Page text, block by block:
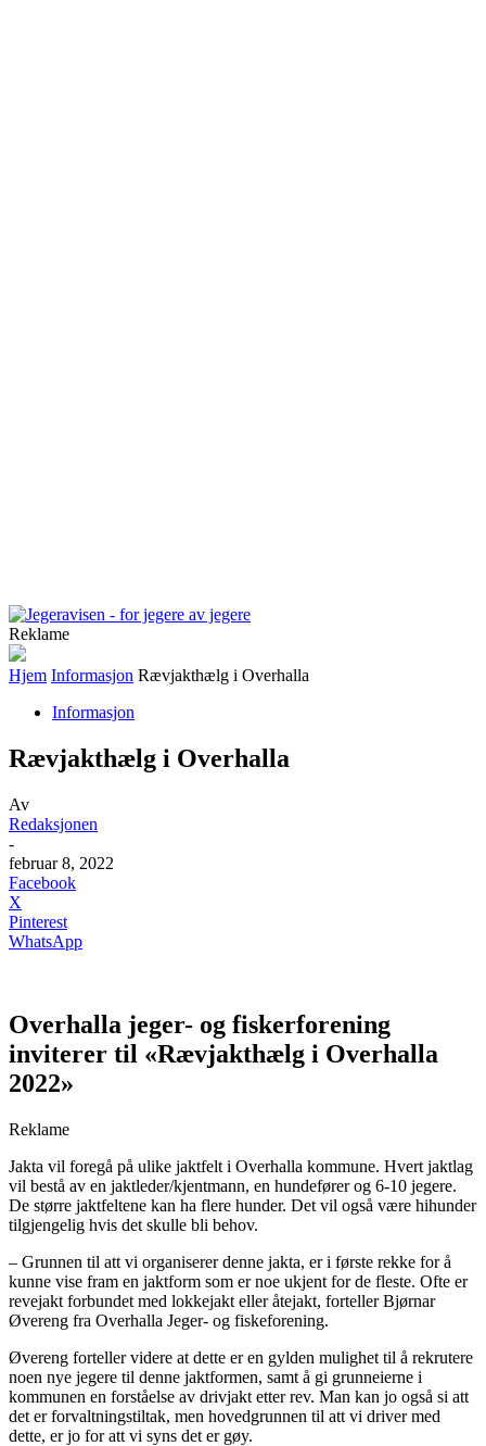
Reklame
Hjem Informasjon Rævjakthælg i Overhalla
Informasjon
Rævjakthælg i Overhalla
Av
Redaksjonen
-
februar 8, 2022
Facebook
X
Pinterest
WhatsApp
Overhalla jeger- og fiskerforening
inviterer til «Rævjakthælg i Overhalla
2022»
Reklame
Jakta vil foregå på ulike jaktfelt ​i Overhalla kommune. Hvert jaktlag
vil bestå av en jaktleder/kjentmann, en hundefører og 6-10 jegere.
De større jaktfeltene kan ha flere hunder. Det vil også være hihunder
tilgjengelig hvis det skulle bli behov.
– Grunnen til att vi organiserer denne jakta, er i første rekke for å
kunne vise fram en jaktform som er noe ukjent for de fleste. Ofte er
revejakt forbundet med lokkejakt eller åtejakt, forteller Bjørnar
Øvereng fra Overhalla Jeger- og fiskeforening.
Øvereng forteller videre at dette er en gylden mulighet til å rekrutere
noen nye jegere til denne jaktformen, samt å gi grunneierne i
kommunen en forståelse av drivjakt etter rev. Man kan jo også si att
det er forvaltningstiltak, men hovedgrunnen til att vi driver med
dette, er jo for att vi syns det er gøy.